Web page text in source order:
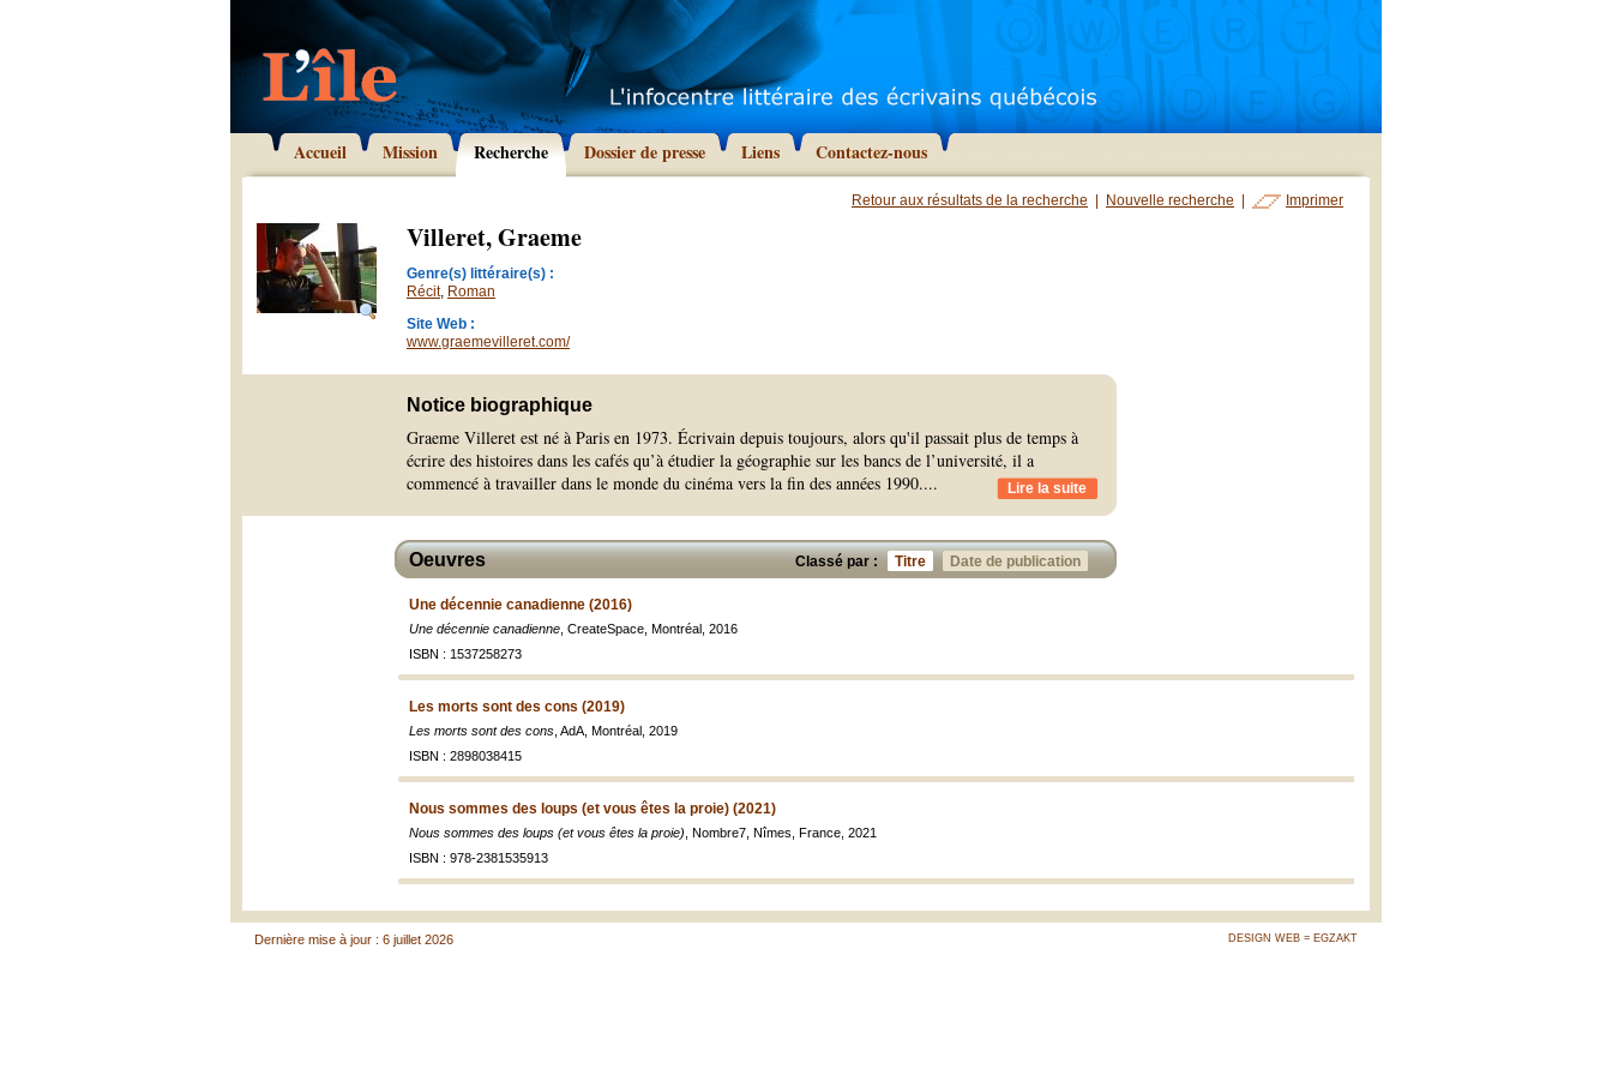
Accueil Mission Recherche Dossier de presse Liens Contactez-nous
Retour aux résultats de la recherche Nouvelle recherche Imprimer
Villeret, Graeme
Genre(s) littéraire(s) :
Récit, Roman
Site Web :
www.graemevilleret.com/
Notice biographique
Graeme Villeret est né à Paris en 1973. Écrivain depuis toujours, alors qu'il passait plus de temps à
écrire des histoires dans les cafés qu’à étudier la géographie sur les bancs de l’université, il a
commencé à travailler dans le monde du cinéma vers la fin des années 1990.... Lire la suite
Classé par : Titre Date de publication
Oeuvres
Une décennie canadienne (2016)
Une décennie canadienne , CreateSpace, Montréal, 2016
ISBN : 1537258273
Les morts sont des cons (2019)
Les morts sont des cons , AdA, Montréal, 2019
ISBN : 2898038415
Nous sommes des loups (et vous êtes la proie) (2021)
Nous sommes des loups (et vous êtes la proie) , Nombre7, Nîmes, France, 2021
ISBN : 978-2381535913
DESIGN WEB = EGZAKT
Dernière mise à jour : 6 juillet 2026